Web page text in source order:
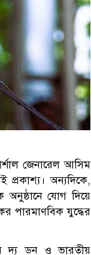
জেনারেল আসিম
প্রকাশ্য। অন্যদিকে,
অনুষ্ঠানে যোগ দিয়ে
পারমাণবিক যুদ্ধের
দ্য ডন ও ভারতীয়